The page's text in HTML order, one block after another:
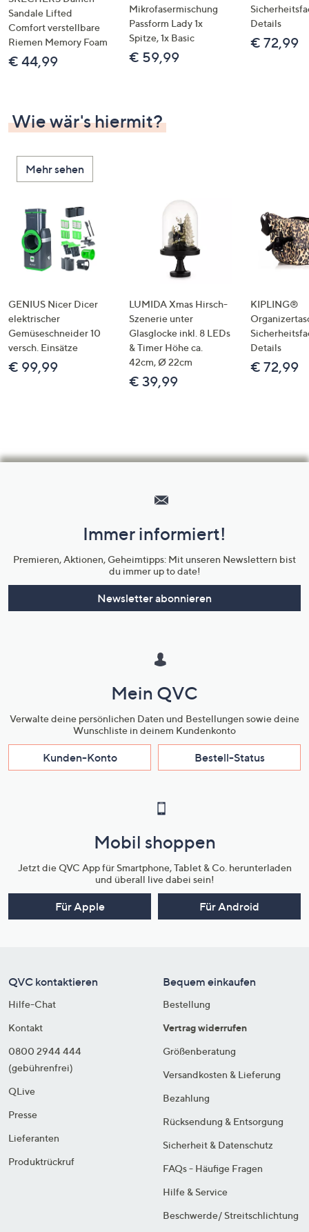
Sandale Lifted
Comfort verstellbare
Riemen Memory Foam
€ 44,99
Mikrofasermischung
Passform Lady 1x
Spitze, 1x Basic
€ 59,99
Details
€ 72,99
Wie wär's hiermit?
Mehr sehen
GENIUS Nicer Dicer
elektrischer
Gemüseschneider 10
versch. Einsätze
€ 99,99
LUMIDA Xmas Hirsch-
Szenerie unter
Glasglocke inkl. 8 LEDs
& Timer Höhe ca.
42cm, Ø 22cm
€ 39,99
KIPLING®
Details
€ 72,99
Unternehmensinformationen
Immer informiert!
Premieren, Aktionen, Geheimtipps: Mit unseren Newslettern bist
du immer up to date!
Newsletter abonnieren
Mein QVC
Verwalte deine persönlichen Daten und Bestellungen sowie deine
Wunschliste in deinem Kundenkonto
Kunden-Konto Bestell-Status
Mobil shoppen
Jetzt die QVC App für Smartphone, Tablet & Co. herunterladen
und überall live dabei sein!
Für Apple Für Android
QVC kontaktieren
Hilfe-Chat
Kontakt
0800 2944 444
(gebührenfrei)
QLive
Presse
Lieferanten
Produktrückruf
Bequem einkaufen
Bestellung
Vertrag widerrufen
Größenberatung
Versandkosten & Lieferung
Bezahlung
Rücksendung & Entsorgung
Sicherheit & Datenschutz
FAQs - Häufige Fragen
Hilfe & Service
Beschwerde/ Streitschlichtung